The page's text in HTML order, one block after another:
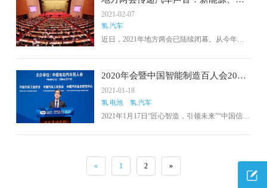
算690万元，即每台138万。同时招标公告显
示，交货日期为合同签订后30个日历天内完
成。
能网联汽车为关键词
2021-02-07
氢.汽车
近日，2021年地方两会已陆续闭幕。从今年地
新能源汽车和智能网汽车已成为各省市关注的
焦点，在引发积极热烈讨论的同时，也为汽车
产业的发展带来新气象。
2020年会暨中国智能制造百人会2021
年会在京举行
2021-01-18
氢.电池 氢.汽车
2021年1月17日“匠心智造，引领未来”“中国信息
年会”线上大会在北京成功举办。本届年会是
会，也是百人会举办的第五届年会。围绕工信
部“十四五”工作重点，与会专家共同研讨实体企
« 1 2 »